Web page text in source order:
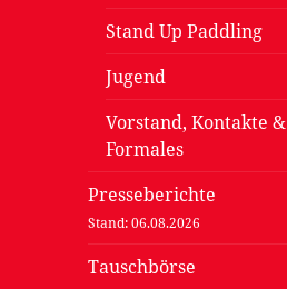
Stand Up Paddling
Jugend
Vorstand, Kontakte &
Formales
Presseberichte
Stand: 06.08.2026
Tauschbörse